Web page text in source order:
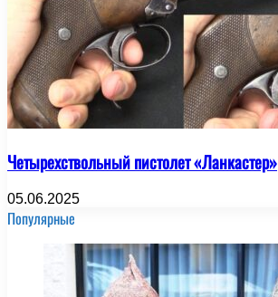
Четырехствольный пистолет «Ланкастер»
05.06.2025
Популярные